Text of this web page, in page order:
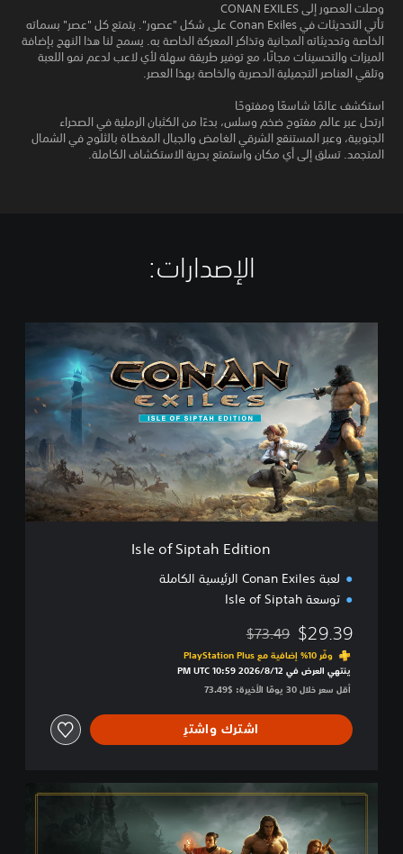
وصلت العصور إلى CONAN EXILES
تأتي التحديثات في Conan Exiles على شكل "عصور". يتمتع كل "عصر" بسماته
الخاصة وتحديثاته المجانية وتذاكر المعركة الخاصة به. يسمح لنا هذا النهج بإضافة
الميزات والتحسينات مجانًا، مع توفير طريقة سهلة لأي لاعب لدعم نمو اللعبة
وتلقي العناصر التجميلية الحصرية والخاصة بهذا العصر.
استكشف عالمًا شاسعًا ومفتوحًا
ارتحل عبر عالم مفتوح ضخم وسلس، بدءًا من الكثبان الرملية في الصحراء
الجنوبية، وعبر المستنقع الشرقي الغامض والجبال المغطاة بالثلوج في الشمال
المتجمد. تسلق إلى أي مكان واستمتع بحرية الاستكشاف الكاملة.
الإصدارات:‏
e
o
f
S
i
p
t
a
h
Isle of Siptah Edition
لعبة Conan Exiles الرئيسية الكاملة
توسعة Isle of Siptah
$29.39 مخصوم من السعر الأصلي البالغ $73.49‏
$73.49
وفّر 10% إضافية مع PlayStation Plus‏
ينتهي العرض في 12‏/8‏/2026 10:59 PM UTC‏
أقل سعر خلال 30 يومًا الأخيرة: $73.49‏
اشترك واشترِ